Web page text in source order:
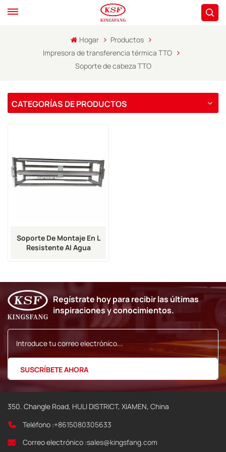
Hogar
Productos
Impresora de transferencia térmica TTO
Soporte de cabeza TTO
CATEGORÍAS DE PRODUCTOS
Soporte De Montaje En L
Resistente Al Agua
Regístrate hoy para recibir las últimas
inspiraciones y conocimientos.
350. Changle Road, HULI DISTRICT, XIAMEN, China
Teléfono :+8615080305633
Correo electrónico :sales@kingsfang.com